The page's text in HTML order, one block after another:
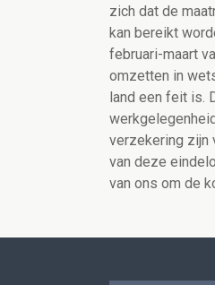
zich dat de
kan bereikt
februari-maart
omzetten in
land een feit is.
verzekering zijn
van deze
van ons om de